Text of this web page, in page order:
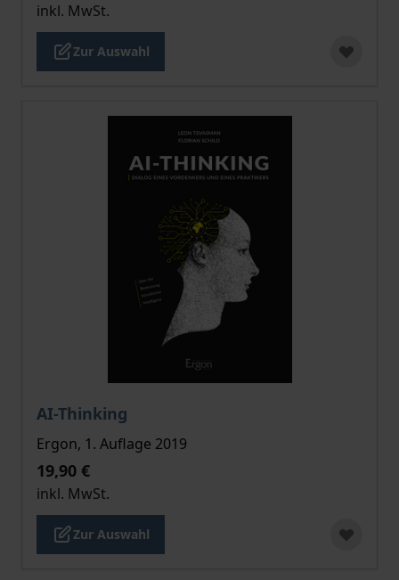
inkl. MwSt.
Zur Auswahl
AI-Thinking
Der Preis dieses Titels richtet sich nach der
Ergon, 1. Auflage 2019
19,90 €
inkl. MwSt.
Zur Auswahl